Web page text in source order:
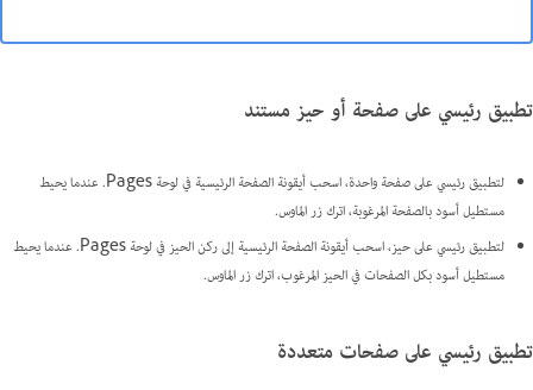
تطبيق رئيسي على صفحة أو حيز مستند
لتطبيق رئيسي على صفحة واحدة، اسحب أيقونة الصفحة الرئيسية في لوحة Pages. عندما يحيط
مستطيل أسود بالصفحة المرغوبة، اترك زر الماوس.
لتطبيق رئيسي على حيز، اسحب أيقونة الصفحة الرئيسية إلى ركن الحيز في لوحة Pages. عندما يحيط
مستطيل أسود بكل الصفحات في الحيز المرغوب، اترك زر الماوس.
تطبيق رئيسي على صفحات متعددة